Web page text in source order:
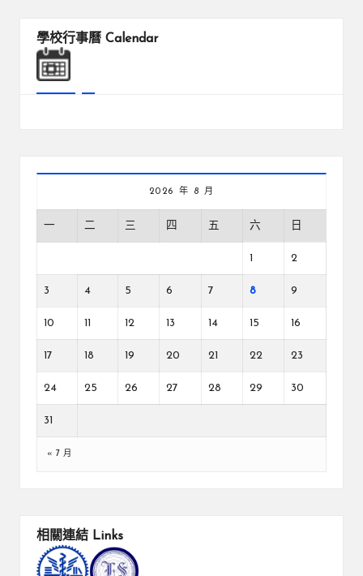
學校行事曆 Calendar
2026 年 8 月
一 二 三 四 五 六 日
2
3 4 5 6 7 8 9
10 12 13 14 15 16
17 18 19 20 21 22 23
24 25 26 27 28 29 30
31
« 7 月
相關連結 Links